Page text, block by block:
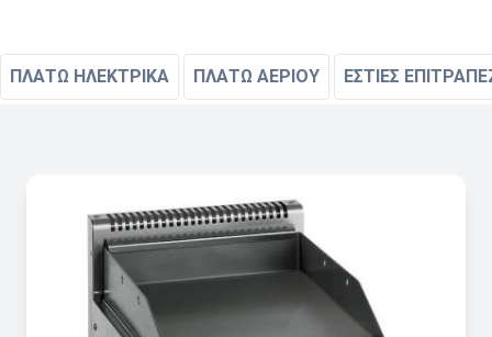
ΠΛΑΤΩ ΗΛΕΚΤΡΙΚΑ ΠΛΑΤΩ ΑΕΡΙΟΥ ΕΣΤΙΕΣ